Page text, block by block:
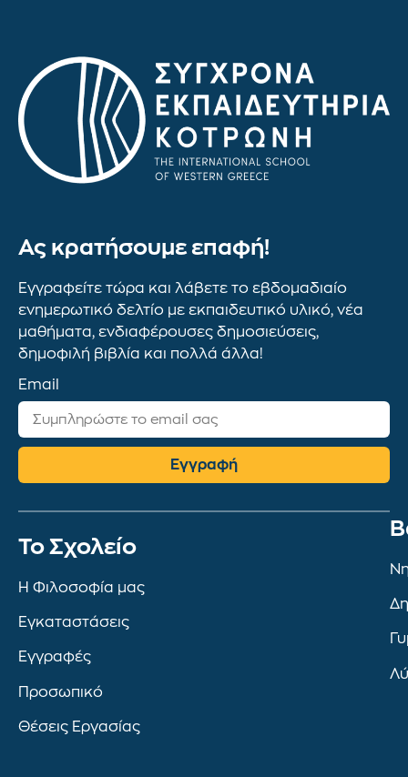
Ας κρατήσουμε επαφή!
Εγγραφείτε τώρα και λάβετε το εβδομαδιαίο
ενημερωτικό δελτίο με εκπαιδευτικό υλικό, νέα
μαθήματα, ενδιαφέρουσες δημοσιεύσεις,
δημοφιλή βιβλία και πολλά άλλα!
Email
Εγγραφή
To Σχολείο
Η Φιλοσοφία μας
Εγκαταστάσεις
Εγγραφές
Προσωπικό
Θέσεις Εργασίας